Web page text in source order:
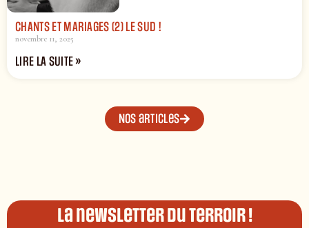
CHANTS ET MARIAGES (2) LE SUD !
novembre 11, 2025
LIRE LA SUITE »
Nos articles
La newsletter du terroir !